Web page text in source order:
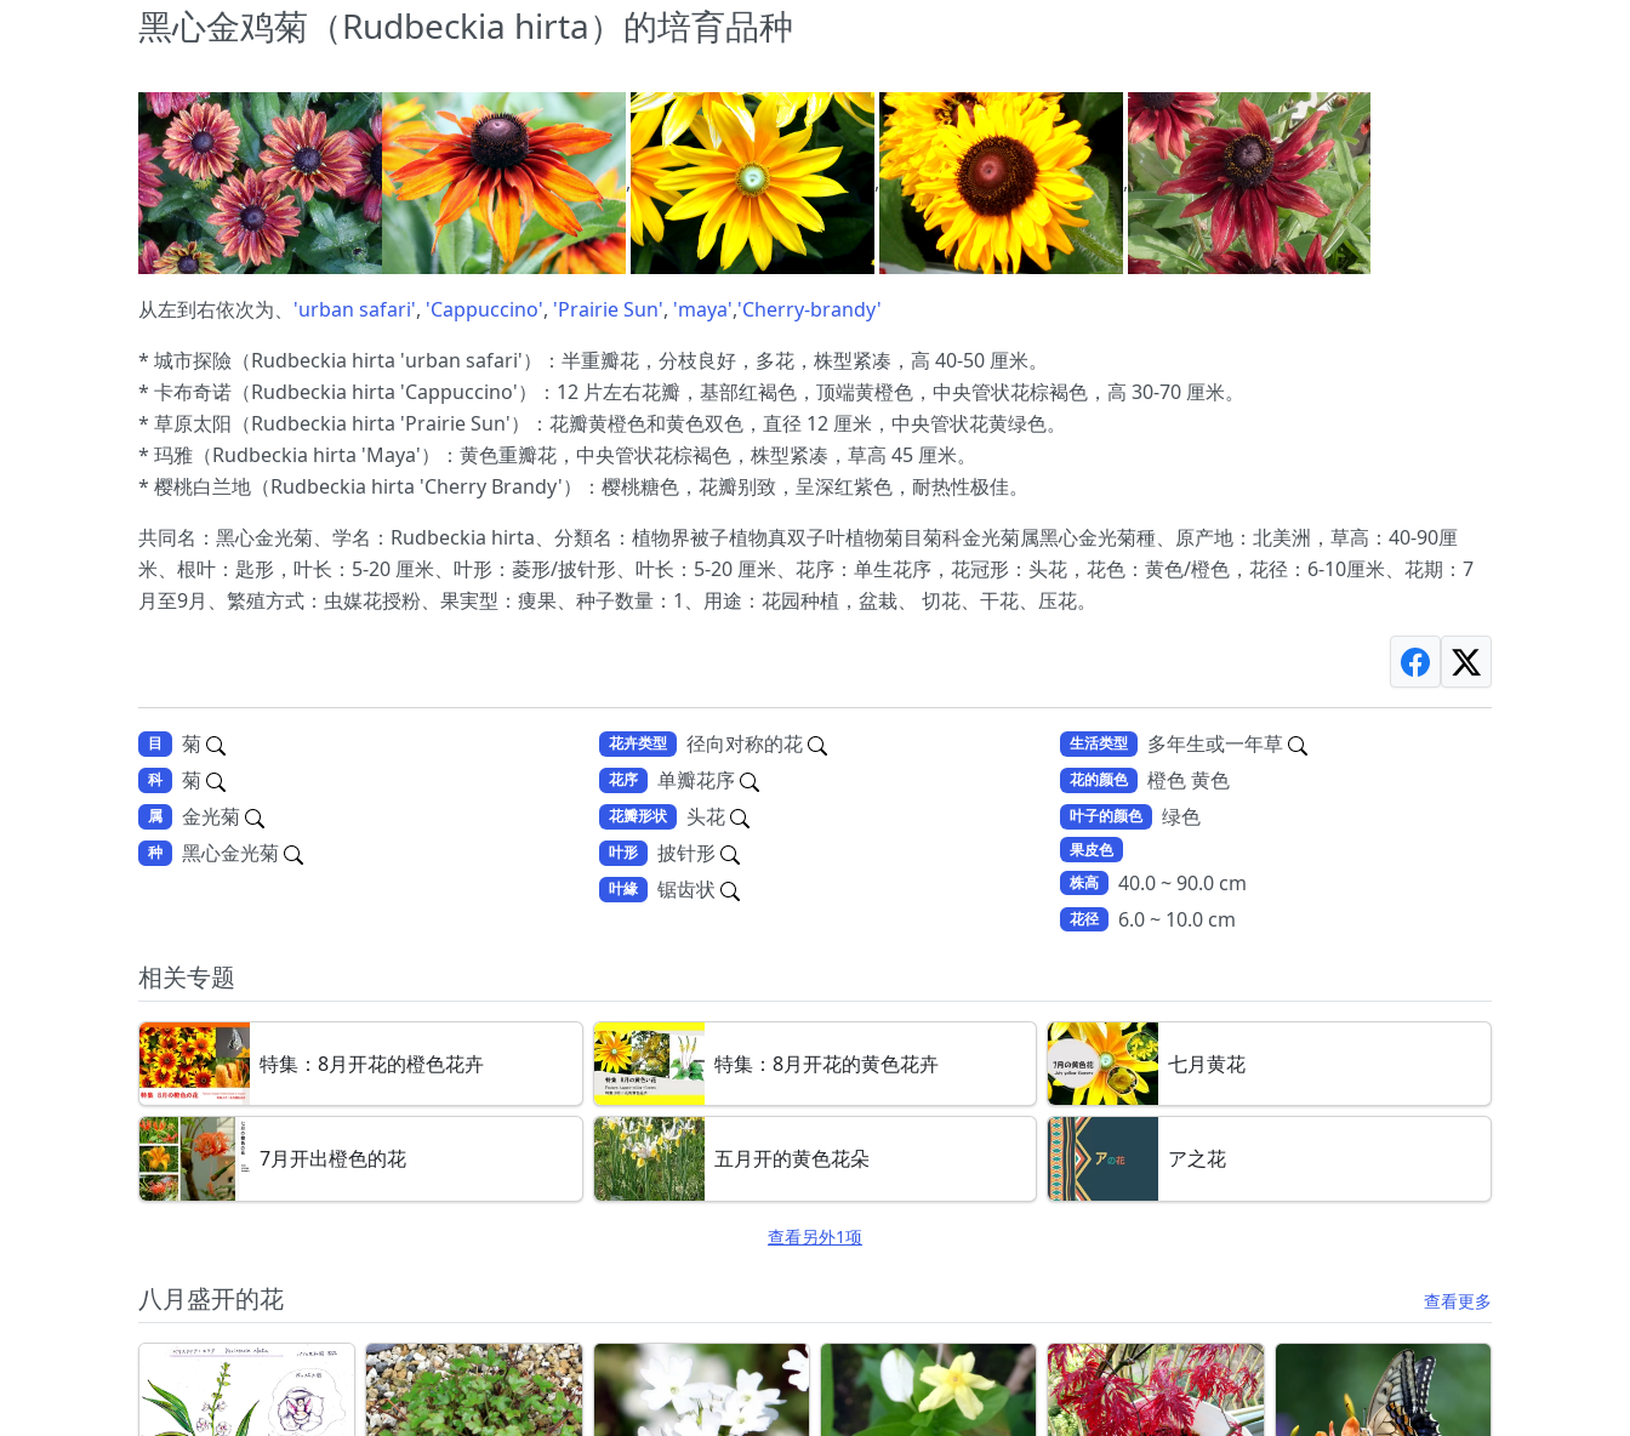
黑心金鸡菊（Rudbeckia hirta）的培育品种
, , ,
从左到右依次为、 'urban safari', 'Cappuccino', 'Prairie Sun', 'maya','Cherry-brandy'
* 城市探險（Rudbeckia hirta 'urban safari'）：半重瓣花，分枝良好，多花，株型紧凑，高 40-50 厘米。
* 卡布奇诺（Rudbeckia hirta 'Cappuccino'）：12 片左右花瓣，基部红褐色，顶端黄橙色，中央管状花棕褐色，高 30-70 厘米。
* 草原太阳（Rudbeckia hirta 'Prairie Sun'）：花瓣黄橙色和黄色双色，直径 12 厘米，中央管状花黄绿色。
* 玛雅（Rudbeckia hirta 'Maya'）：黄色重瓣花，中央管状花棕褐色，株型紧凑，草高 45 厘米。
* 樱桃白兰地（Rudbeckia hirta 'Cherry Brandy'）：樱桃糖色，花瓣别致，呈深红紫色，耐热性极佳。
共同名：黑心金光菊、学名：Rudbeckia hirta、分類名：植物界被子植物真双子叶植物菊目菊科金光菊属黑心金光菊種、原产地：北美洲，草高：40-90厘
米、根叶：匙形，叶长：5-20 厘米、叶形：菱形/披针形、叶长：5-20 厘米、花序：单生花序，花冠形：头花，花色：黄色/橙色，花径：6-10厘米、花期：7
月至9月、繁殖方式：虫媒花授粉、果実型：痩果、种子数量：1、用途：花园种植，盆栽、 切花、干花、压花。
目 菊
科 菊
属 金光菊
种 黑心金光菊
花卉类型 径向对称的花
花序 单瓣花序
花瓣形状 头花
叶形 披针形
叶緣 锯齿状
生活类型 多年生或一年草
花的颜色 橙色 黄色
叶子的颜色 绿色
果皮色
株高
40.0 ~ 90.0 cm
花径 6.0 ~ 10.0 cm
相关专题
特集：8月开花的橙色花卉 特集：8月开花的黄色花卉 七月黄花
7月开出橙色的花 五月开的黄色花朵 ア之花
查看另外1项
八月盛开的花 查看更多